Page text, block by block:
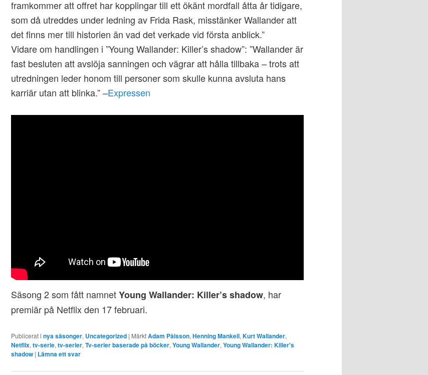
framkommer att offret har kopplingar till ett ökänt mordfall åtta år tidigare,
som då utreddes under ledning av Frida Rask, misstänker Wallander att
det finns mer till historien än vad det verkade vid första anblick.”
Vidare om handlingen i ”Young Wallander: Killer’s shadow”: ”Wallander är
fast besluten att avslöja sanningen och vägrar att hålla tillbaka – trots att
utredningen leder honom till personer som skulle kunna avsluta hans
karriär utan att blinka.” –Expressen
Säsong 2 som fått namnetYoung Wallander: Killer’s shadow, har
premiär på Netflix den 17 februari.
Publicerat i nya säsonger, Uncategorized | MärktAdam Pålsson, Henning Mankell, Kurt Wallander,
Netflix, tv-serie, tv-serier, Tv-serier baserade på böcker, Young Wallander, Young Wallander: Killer's
shadow | Lämna ett svar